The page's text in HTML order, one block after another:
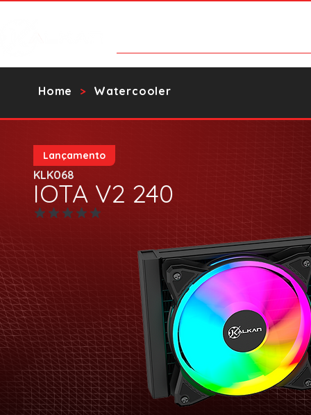
>
Home Watercooler
IOTA V2 240
No ratings yet
KLK068
Lançamento